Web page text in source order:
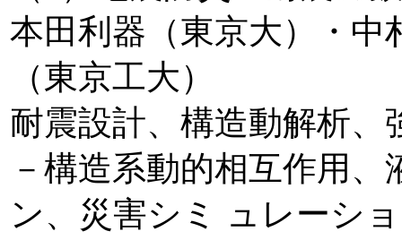
本田利器（東京大）・
（東京工大）
耐震設計、構造動解析
－構造系動的相互作用
ン、災害シミ ュレーシ